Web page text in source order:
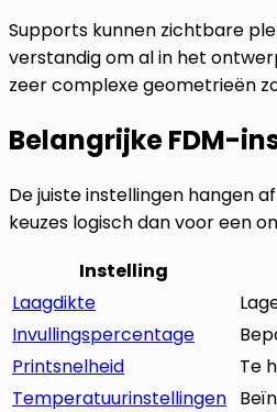
Supports kunnen zichtbare
verstandig om al in het
zeer complexe geometrieën
Belangrijke FDM-
De juiste instellingen hangen
keuzes logisch dan voor een
Instelling
Laagdikte
Invullingspercentage
Printsnelheid
Te
Temperatuurinstellingen